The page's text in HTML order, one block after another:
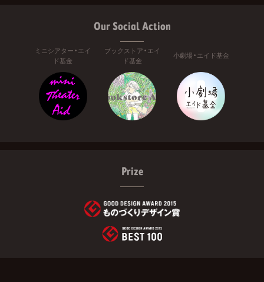
Our Social Action
ミニシアター・エイ
ド基金
ブックストア・エイ
ド基金
小劇場・エイド基金
Prize